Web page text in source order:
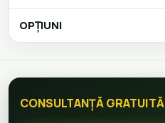
OPȚIUNI
CONSULTANȚĂ GRATUITĂ